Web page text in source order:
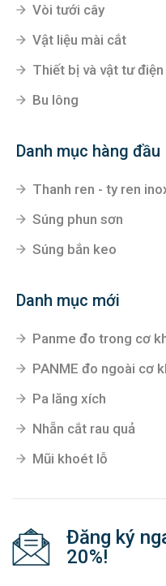
Vòi tưới cây
Vật liệu mài cắt
Thiết bị và vật tư điện
Bu lông
Danh mục hàng đầu
Thanh ren - ty ren
Súng phun sơn
Súng bắn keo
Danh mục mới
Panme đo trong cơ
PANME đo ngoài cơ
Pa lăng xích
Nhẵn cắt rau quả
Mũi khoét lỗ
Đăng ký
20%!